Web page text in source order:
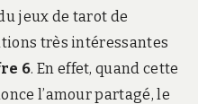
jeux de tarot de
très intéressantes
6. En effet, quand cette
l’amour partagé, le